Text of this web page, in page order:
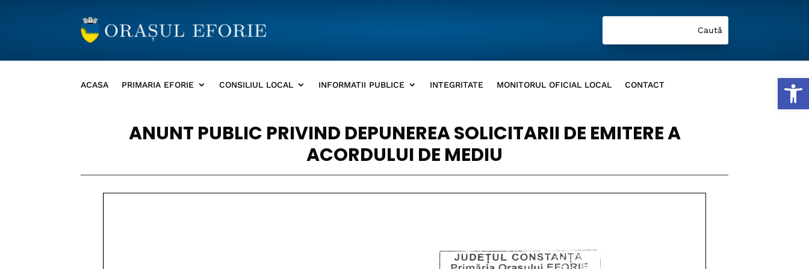
ACASA PRIMARIA EFORIE CONSILIUL LOCAL INFORMATII PUBLICE INTEGRITATE MONITORUL OFICIAL LOCAL CONTACT
ANUNT PUBLIC PRIVIND DEPUNEREA SOLICITARII DE EMITERE A
ACORDULUI DE MEDIU